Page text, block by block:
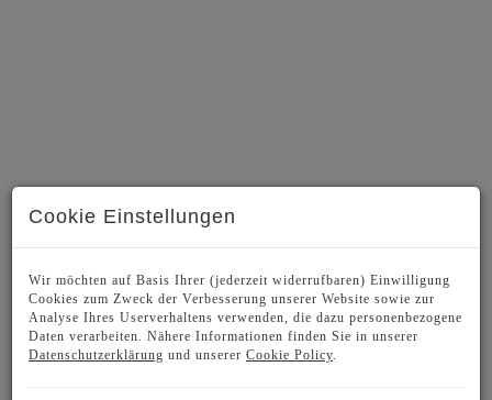
BESCHREIBUNG
NEU IN SIEVERING - CLOUD 9. Ein
exklusiver Neubau mit nur 11 Wohneinheiten,
Cookie Einstellungen
Wir möchten auf Basis Ihrer (jederzeit widerrufbaren) Einwilligung
Cookies zum Zweck der Verbesserung unserer Website sowie zur
Analyse Ihres Userverhaltens verwenden, die dazu personenbezogene
Daten verarbeiten. Nähere Informationen finden Sie in unserer
Datenschutzerklärung und unserer Cookie Policy.